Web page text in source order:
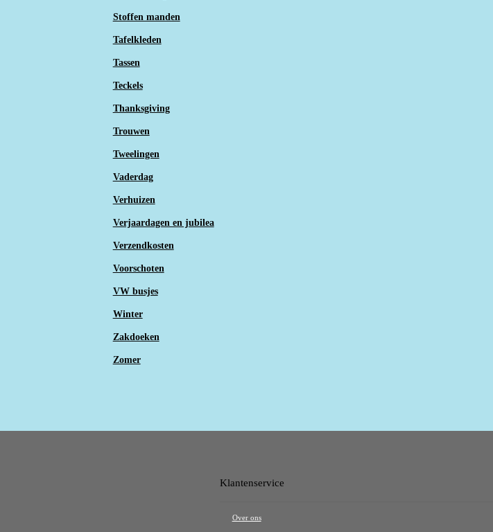
Stoffen manden
Tafelkleden
Tassen
Teckels
Thanksgiving
Trouwen
Tweelingen
Vaderdag
Verhuizen
Verjaardagen en jubilea
Verzendkosten
Voorschoten
VW busjes
Winter
Zakdoeken
Zomer
Klantenservice
Over ons